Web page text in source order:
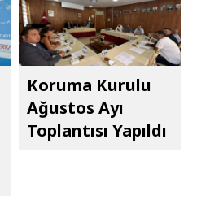
Koruma Kurulu
Ağustos Ayı
Toplantısı Yapıldı